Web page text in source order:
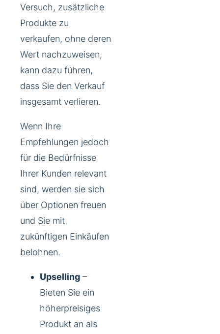
Versuch, zusätzliche
Produkte zu
verkaufen, ohne deren
Wert nachzuweisen,
kann dazu führen,
dass Sie den Verkauf
insgesamt verlieren.
Wenn Ihre
Empfehlungen jedoch
für die Bedürfnisse
Ihrer Kunden relevant
sind, werden sie sich
über Optionen freuen
und Sie mit
zukünftigen Einkäufen
belohnen.
Upselling –
Bieten Sie ein
höherpreisiges
Produkt an als